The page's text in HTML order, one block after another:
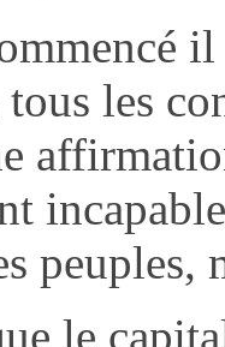
tous les
peuples,
le